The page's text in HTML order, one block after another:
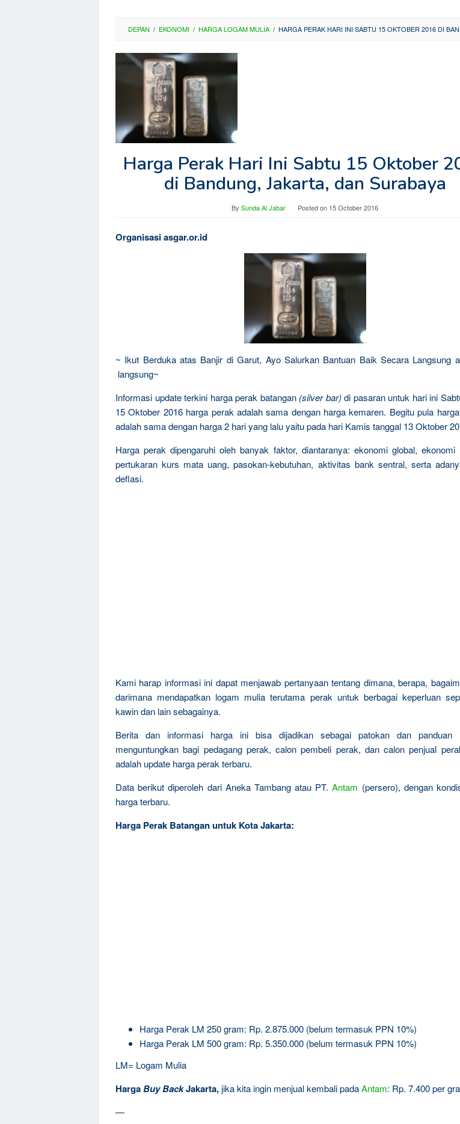
DEPAN / EKONOMI / HARGA LOGAM MULIA / HARGA PERAK HARI INI SABTU 15 OKTOBER 2016 DI
Harga Perak Hari Ini Sabtu 15 Oktober
di Bandung, Jakarta, dan Surabaya
By Sunda Al Jabar Posted on 15 October 2016
Organisasi asgar.or.id
~ Ikut Berduka atas Banjir di Garut, Ayo Salurkan Bantuan Baik Secara Langsung
langsung~
Informasi update terkini harga perak batangan (silver bar) di pasaran untuk hari ini
15 Oktober 2016 harga perak adalah sama dengan harga kemaren. Begitu pula
adalah sama dengan harga 2 hari yang lalu yaitu pada hari Kamis tanggal 13 Oktober
Harga perak dipengaruhi oleh banyak faktor, diantaranya: ekonomi global, ekonomi
pertukaran kurs mata uang, pasokan-kebutuhan, aktivitas bank sentral, serta
deflasi.
Kami harap informasi ini dapat menjawab pertanyaan tentang dimana, berapa,
darimana mendapatkan logam mulia terutama perak untuk berbagai keperluan
kawin dan lain sebagainya.
Berita dan informasi harga ini bisa dijadikan sebagai patokan dan panduan
menguntungkan bagi pedagang perak, calon pembeli perak, dan calon penjual
adalah update harga perak terbaru.
Data berikut diperoleh dari Aneka Tambang atau PT.Antam (persero), dengan
harga terbaru.
Harga Perak Batangan untuk Kota Jakarta:
Harga Perak LM 250 gram: Rp. 2.875.000 (belum termasuk PPN 10%)
Harga Perak LM 500 gram: Rp. 5.350.000 (belum termasuk PPN 10%)
LM= Logam Mulia
HargaBuy BackJakarta,jika kita ingin menjual kembali padaAntam: Rp. 7.400 per
—